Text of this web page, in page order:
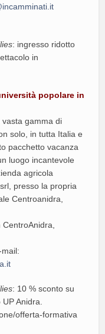
: ingresso ridotto
in
popolare in
vasta gamma di
solo, in tutta Italia e
pacchetto vacanza
luogo incantevole
agricola
presso la propria
Centroanidra,
: 10 % sconto su
Anidra.
offerta-formativa